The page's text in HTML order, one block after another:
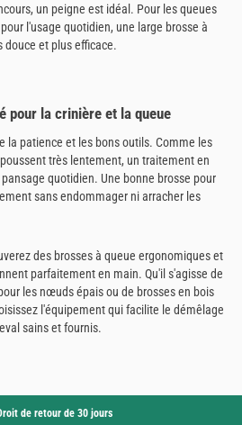
un peigne est idéal. Pour les queues
l'usage quotidien, une large brosse à
et plus efficace.
pour la crinière et la queue
la patience et les bons outils. Comme les
très lentement, un traitement en
quotidien. Une bonne brosse pour
sans endommager ni arracher les
des brosses à queue ergonomiques et
parfaitement en main. Qu'il s'agisse de
les nœuds épais ou de brosses en bois
l'équipement qui facilite le démêlage
sains et fournis.
de retour de 30 jours